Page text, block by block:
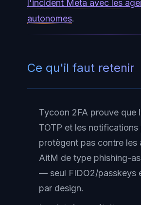
l'incident Meta avec les
autonomes.
Ce qu'il faut retenir
Tycoon 2FA prouve que
TOTP et les notifications
protègent pas contre les
AitM de type phishing-
— seul FIDO2/passkeys
par design.